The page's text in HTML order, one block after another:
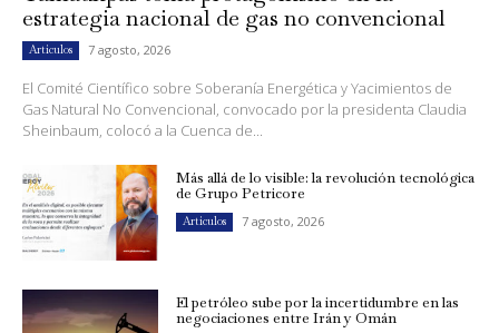
estrategia nacional de gas no convencional
Artículos 7 agosto, 2026
El Comité Científico sobre Soberanía Energética y Yacimientos de
Gas Natural No Convencional, convocado por la presidenta Claudia
Sheinbaum, colocó a la Cuenca de...
Más allá de lo visible: la revolución tecnológica
de Grupo Petricore
Artículos 7 agosto, 2026
El petróleo sube por la incertidumbre en las
negociaciones entre Irán y Omán